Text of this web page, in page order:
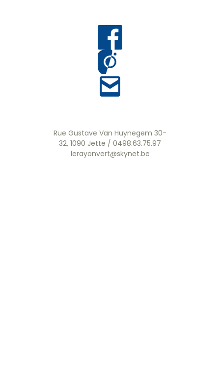
Rue Gustave Van Huynegem 30-
32, 1090 Jette / 0498.63.75.97
lerayonvert@skynet.be